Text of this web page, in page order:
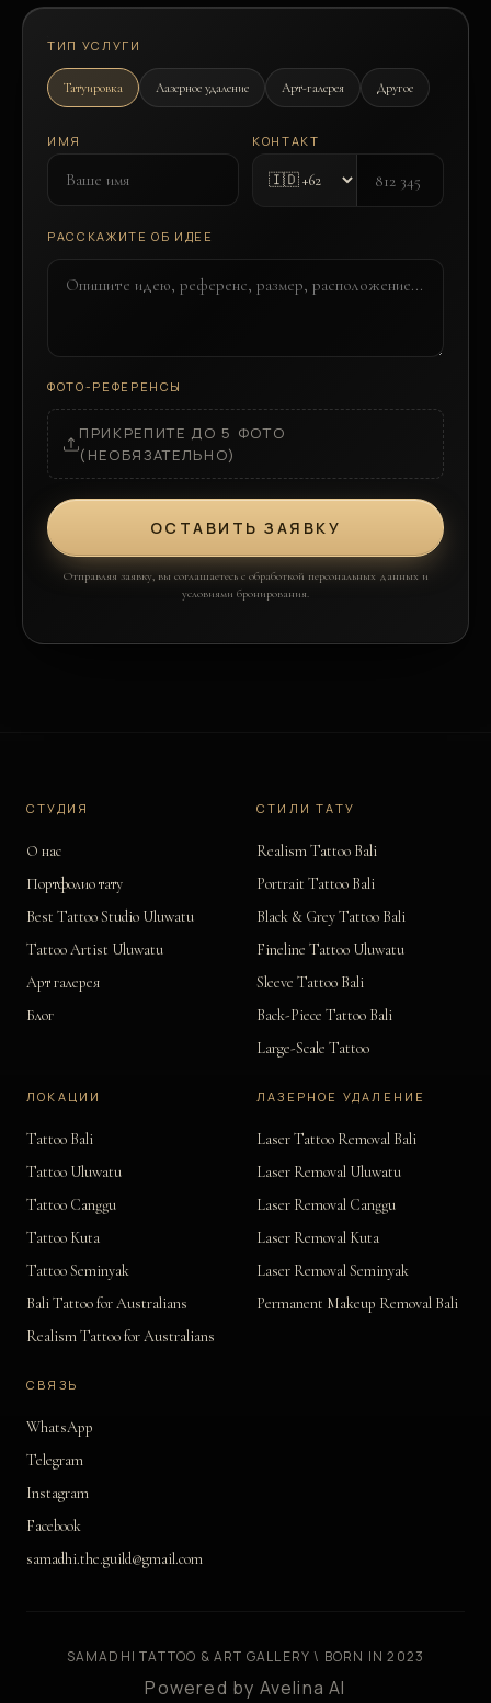
ТИП УСЛУГИ
Татуировка Лазерное удаление Арт-галерея Другое
ИМЯ КОНТАКТ
РАССКАЖИТЕ ОБ ИДЕЕ
ФОТО-РЕФЕРЕНСЫ
ПРИКРЕПИТЕ ДО 5 ФОТО
(НЕОБЯЗАТЕЛЬНО)
ОСТАВИТЬ ЗАЯВКУ
Отправляя заявку, вы соглашаетесь с обработкой персональных данных и
условиями бронирования.
СТУДИЯ
О нас
Портфолио тату
Best Tattoo Studio Uluwatu
Tattoo Artist Uluwatu
Арт галерея
Блог
СТИЛИ ТАТУ
Realism Tattoo Bali
Portrait Tattoo Bali
Black & Grey Tattoo Bali
Fineline Tattoo Uluwatu
Sleeve Tattoo Bali
Back-Piece Tattoo Bali
Large-Scale Tattoo
ЛОКАЦИИ
Tattoo Bali
Tattoo Uluwatu
Tattoo Canggu
Tattoo Kuta
Tattoo Seminyak
Bali Tattoo for Australians
Realism Tattoo for Australians
ЛАЗЕРНОЕ УДАЛЕНИЕ
Laser Tattoo Removal Bali
Laser Removal Uluwatu
Laser Removal Canggu
Laser Removal Kuta
Laser Removal Seminyak
Permanent Makeup Removal Bali
СВЯЗЬ
WhatsApp
Telegram
Instagram
Facebook
samadhi.the.guild@gmail.com
SAMADHI TATTOO & ART GALLERY \ BORN IN 2023
Powered by Avelina AI